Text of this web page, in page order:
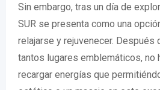
Sin embargo, tras un día de
SUR se presenta como una
relajarse y rejuvenecer. Después
tantos lugares emblemáticos, no
recargar energías que